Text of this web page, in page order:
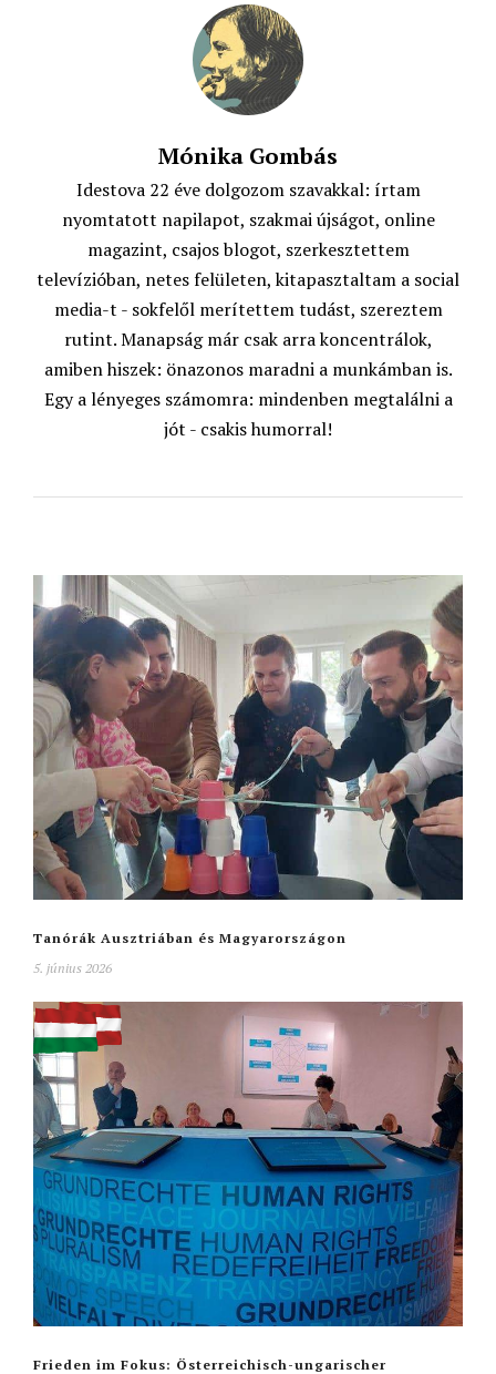
Mónika Gombás
Idestova 22 éve dolgozom szavakkal: írtam
nyomtatott napilapot, szakmai újságot, online
magazint, csajos blogot, szerkesztettem
televízióban, netes felületen, kitapasztaltam a social
media-t - sokfelől merítettem tudást, szereztem
rutint. Manapság már csak arra koncentrálok,
amiben hiszek: önazonos maradni a munkámban is.
Egy a lényeges számomra: mindenben megtalálni a
jót - csakis humorral!
Tanórák Ausztriában és Magyarországon
5. június 2026
Frieden im Fokus: Österreichisch-ungarischer